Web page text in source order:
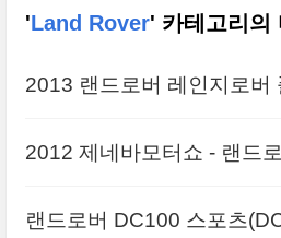
'Land Rover' 카테고리의
2013 랜드로버 레인지로버
2012 제네바모터쇼 - 랜드
랜드로버 DC100 스포츠